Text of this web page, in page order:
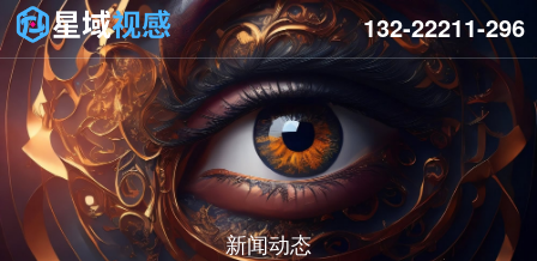
新闻动态
132-22211-296